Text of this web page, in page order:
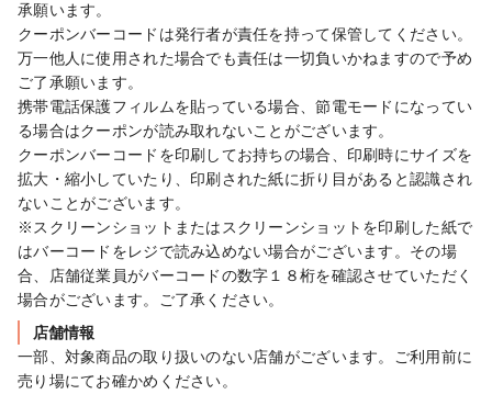
承願います。
クーポンバーコードは発行者が責任を持って保管してください。
万一他人に使用された場合でも責任は一切負いかねますので予め
ご了承願います。
携帯電話保護フィルムを貼っている場合、節電モードになってい
る場合はクーポンが読み取れないことがございます。
クーポンバーコードを印刷してお持ちの場合、印刷時にサイズを
拡大・縮小していたり、印刷された紙に折り目があると認識され
ないことがございます。
※スクリーンショットまたはスクリーンショットを印刷した紙で
はバーコードをレジで読み込めない場合がございます。その場
合、店舗従業員がバーコードの数字１８桁を確認させていただく
場合がございます。ご了承ください。
店舗情報
一部、対象商品の取り扱いのない店舗がございます。ご利用前に
売り場にてお確かめください。